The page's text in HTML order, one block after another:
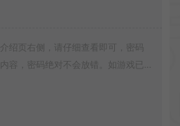
绍页右侧，请仔细查看即可，密码
容，密码绝对不会放错。如游戏已